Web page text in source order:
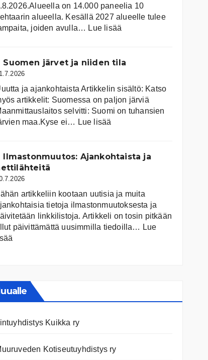
on 14.000 paneelia 10
alueella. Kesällä 2027 alueelle tulee
joiden avulla… Lue lisää
Suomen järvet ja niiden tila
ja ajankohtaista Artikkelin sisältö: Katso
artikkelit: Suomessa on pal­jon jär­viä
selvitti: Suomi on tuhansien
maa.Kyse ei… Lue lisää
ja
Ilmastonmuutos: Ajankohtaista ja
artikkeliin kootaan uutisia ja muita
tietoja ilmastonmuutoksesta ja
linkkilistoja. Artikkeli on tosin pitkään
päivittämättä uusimmilla tiedoilla… Lue
nettilähteitä
Kuikka ry
Kotiseutuyhdistys ry